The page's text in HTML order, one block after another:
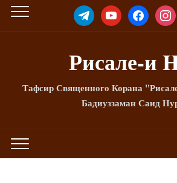
TELEGRAMYOUTUBEFACEBOOK
Рисале-и
Тафсир Священного Корана
Бадиуззаман Саид